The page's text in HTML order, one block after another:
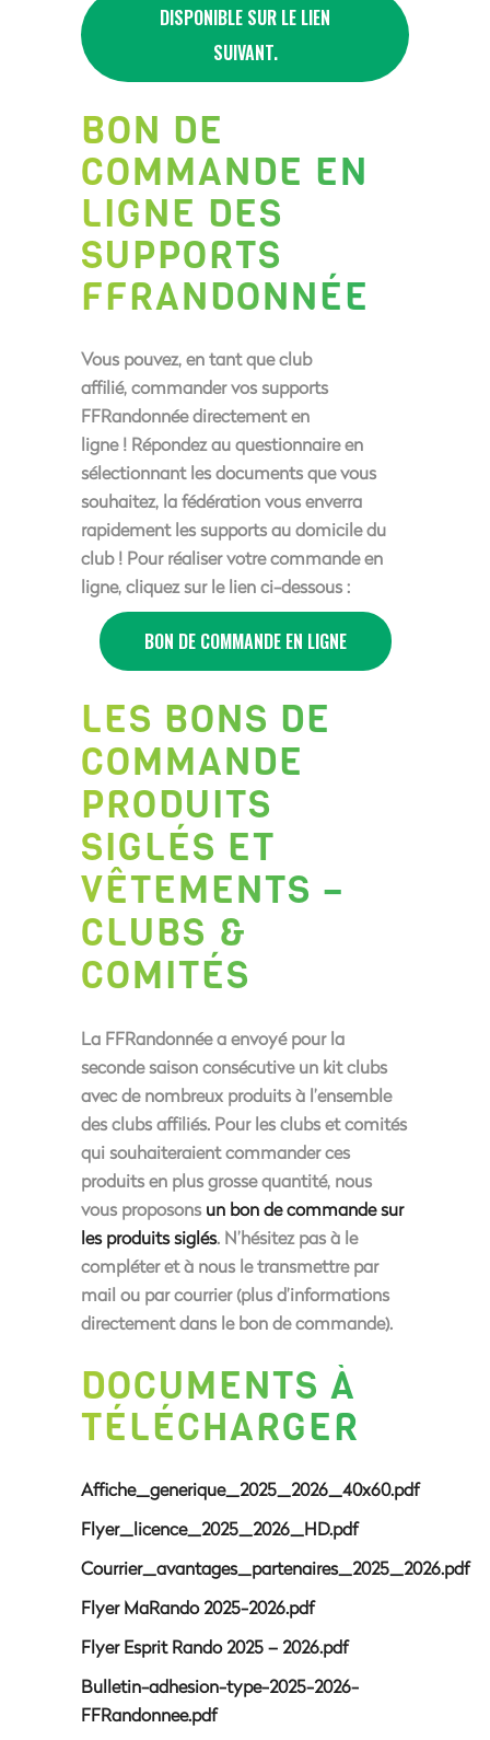
DISPONIBLE SUR LE LIEN
SUIVANT.
BON DE
COMMANDE EN
LIGNE DES
SUPPORTS
FFRANDONNÉE
Vous pouvez, en tant que club
affilié,commander vos supports
FFRandonnée directement en
ligne ! Répondez au questionnaire en
sélectionnant les documents que vous
souhaitez, la fédération vous enverra
rapidement les supports au domicile du
club ! Pour réaliser votre commande en
ligne, cliquez sur le lien ci-dessous :
BON DE COMMANDE EN LIGNE
LES BONS DE
COMMANDE
PRODUITS
SIGLÉS ET
VÊTEMENTS –
CLUBS &
COMITÉS
La FFRandonnée a envoyé pour la
seconde saison consécutive un kit clubs
avec de nombreux produits à l’ensemble
des clubs affiliés. Pour les clubs et comités
qui souhaiteraient commander ces
produits en plus grosse quantité, nous
vous proposons un bon de commande sur
les produits siglés. N’hésitez pas à le
compléter et à nous le transmettre par
mail ou par courrier (plus d’informations
directement dans le bon de commande).
DOCUMENTS À
TÉLÉCHARGER
Affiche_generique_2025_2026_40x60.pdf
Flyer_licence_2025_2026_HD.pdf
Courrier_avantages_partenaires_2025_2026.pdf
Flyer MaRando 2025-2026.pdf
Flyer Esprit Rando 2025 – 2026.pdf
Bulletin-adhesion-type-2025-2026-
FFRandonnee.pdf